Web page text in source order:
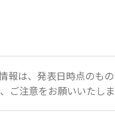
は、発表日時点のも
ご注意をお願いいたしま